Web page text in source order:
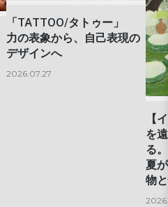
「TATTOO/タトゥー」
力の表象から、自己表現の
デザインへ
2026.07.27
【
を
る
夏
物